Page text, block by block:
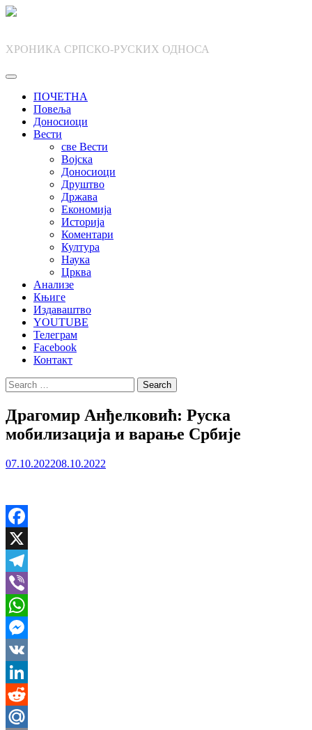
Skip
ХРОНИКА СРПСКО-РУСКИХ ОДНОСА
ПОЧЕТНА
Повеља
Доносиоци
Вести
све Вести
Војска
Доносиоци
Друштво
Држава
Економија
Историја
Коментари
Култура
Наука
Црква
Анализе
Књиге
Издаваштво
YOUTUBE
Телеграм
Facebook
Контакт
Search
for:
Драгомир Анђелковић: Руска
мобилизација и варање Србије
07.10.202208.10.2022
Facebook
X
Telegram
Viber
WhatsApp
Messenger
VK
LinkedIn
Reddit